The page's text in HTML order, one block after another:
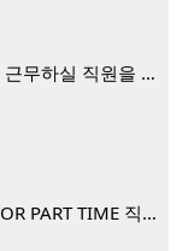
EGP(East Green Purchasing) Corp. 에서 근무하실 직원을 아래와 같이 모집합니다.
LYNNWOOD 지역 CPA 에서 FULL TIME OR PART TIME 직원을 찾습니다